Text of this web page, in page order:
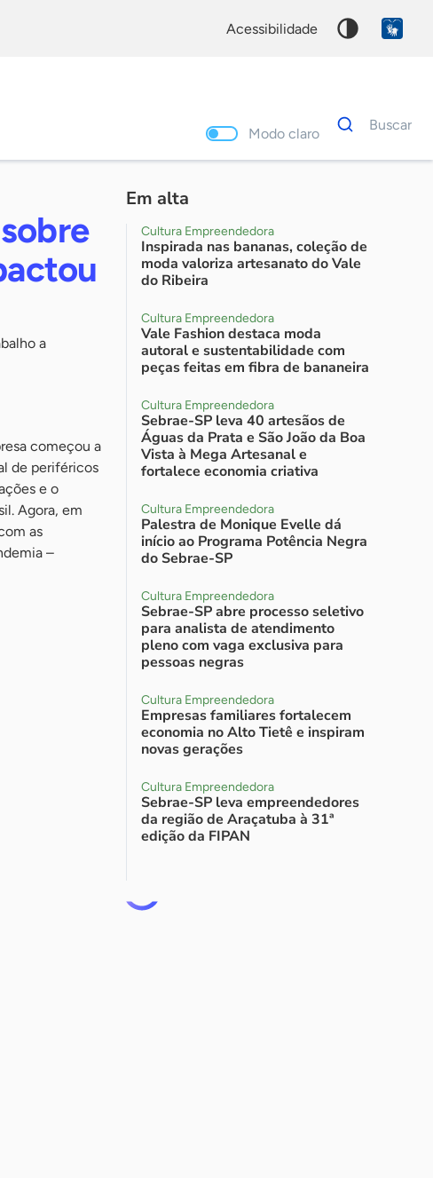
acessibilidade
Modo claro
Dados
para
Buscar
a
começou a
de periféricos
e o
Agora, em
as
–
Em alta
Cultura Empreendedora
Inspirada nas bananas, coleção de
moda valoriza artesanato do Vale
do Ribeira
Cultura Empreendedora
Vale Fashion destaca moda
autoral e sustentabilidade com
peças feitas em fibra de bananeira
Cultura Empreendedora
Sebrae-SP leva 40 artesãos de
Águas da Prata e São João da Boa
Vista à Mega Artesanal e
fortalece economia criativa
Cultura Empreendedora
Palestra de Monique Evelle dá
início ao Programa Potência Negra
do Sebrae-SP
Cultura Empreendedora
Sebrae-SP abre processo seletivo
para analista de atendimento
pleno com vaga exclusiva para
pessoas negras
Cultura Empreendedora
Empresas familiares fortalecem
economia no Alto Tietê e inspiram
novas gerações
Cultura Empreendedora
Sebrae-SP leva empreendedores
da região de Araçatuba à 31ª
edição da FIPAN